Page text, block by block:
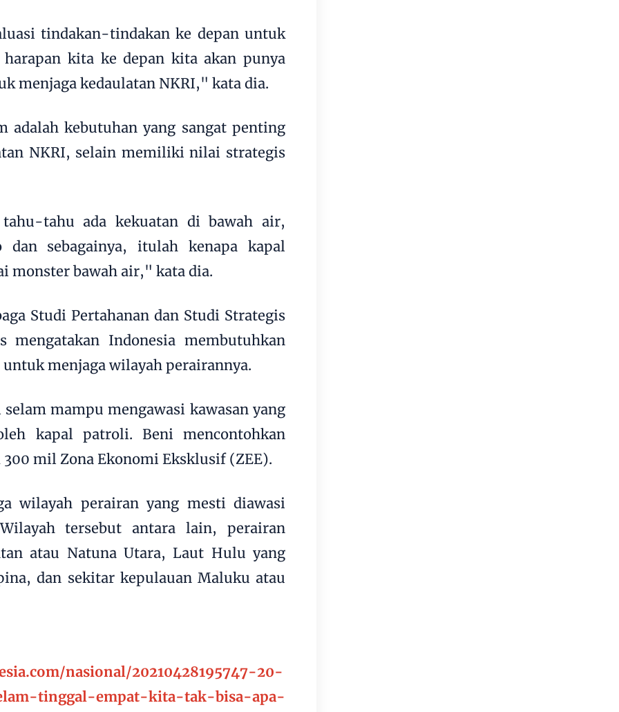
tindakan-tindakan ke depan untuk
kita ke depan kita akan punya
menjaga kedaulatan NKRI," kata dia.
adalah kebutuhan yang sangat penting
NKRI, selain memiliki nilai strategis
tahu ada kekuatan di bawah air,
dan sebagainya, itulah kenapa kapal
monster bawah air," kata dia.
Studi Pertahanan dan Studi Strategis
mengatakan Indonesia membutuhkan
menjaga wilayah perairannya.
mampu mengawasi kawasan yang
kapal patroli. Beni mencontohkan
mil Zona Ekonomi Eksklusif (ZEE).
wilayah perairan yang mesti diawasi
tersebut antara lain, perairan
atau Natuna Utara, Laut Hulu yang
dan sekitar kepulauan Maluku atau
nasional/20210428195747-20-
tinggal-empat-kita-tak-bisa-apa-